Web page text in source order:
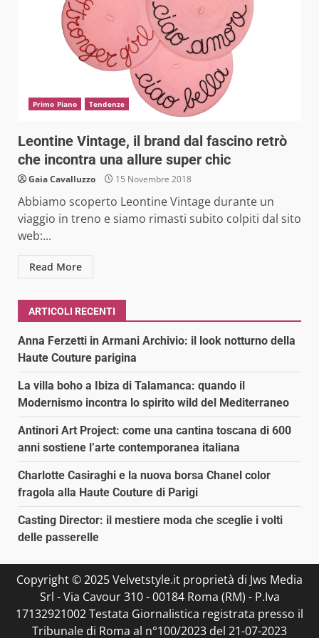
Primo Piano Tendenze
Leontine Vintage, il brand dal fascino retrò
che incontra una allure super chic
Gaia Cavalluzzo 15 Novembre 2018
Abbiamo scoperto Leontine Vintage durante un
viaggio in treno e siamo rimasti subito colpiti dal sito
web:...
Read More
ARTICOLI RECENTI
Anna Ferzetti in Armani Archivio: il look notturno della
Haute Couture parigina
La villa boho a Ibiza di Talamanca: quando il
Modernismo incontra lo spirito wild del Mediterraneo
Antinori Art Project: come una cantina toscana di 600
anni sostiene l’arte contemporanea italiana
Charlotte Casiraghi e la nuova borsa Chanel color
fragola alla Haute Couture di Parigi
Casting Director: il mestiere moda che sceglie i volti
delle passerelle
Copyright © 2025 Velvetstyle.it proprietà di Jws Media
Srl - Via Cavour 310 - 00184 Roma (RM) - P.Iva
17132921002 Testata Giornalistica registrata presso il
Tribunale di Roma al n°100/2023 del 21-07-2023